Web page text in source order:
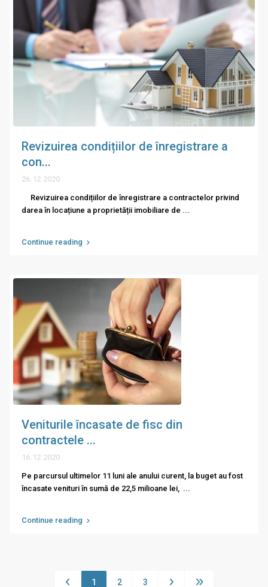
Revizuirea condițiilor de înregistrare a
con...
26.12.2020
Revizuirea condițiilor de înregistrare a contractelor privind
darea în locațiune a proprietății imobiliare de ...
Continue reading
Veniturile încasate de fisc din
contractele ...
16.12.2020
Pe parcursul ultimelor 11 luni ale anului curent, la buget au fost
încasate venituri în sumă de 22,5 milioane lei, ...
Continue reading
1 2 3